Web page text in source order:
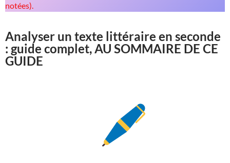
notées).
Analyser un texte littéraire en seconde
: guide complet, AU SOMMAIRE DE CE
GUIDE